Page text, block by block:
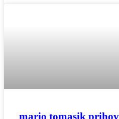
mario tomasik